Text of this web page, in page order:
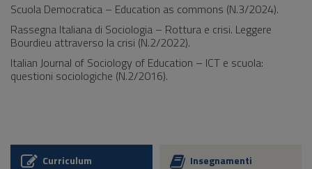
Scuola Democratica – Education as commons (N.3/2024).
Rassegna Italiana di Sociologia – Rottura e crisi. Leggere
Bourdieu attraverso la crisi (N.2/2022).
Italian Journal of Sociology of Education – ICT e scuola:
questioni sociologiche (N.2/2016).
Curriculum Insegnamenti